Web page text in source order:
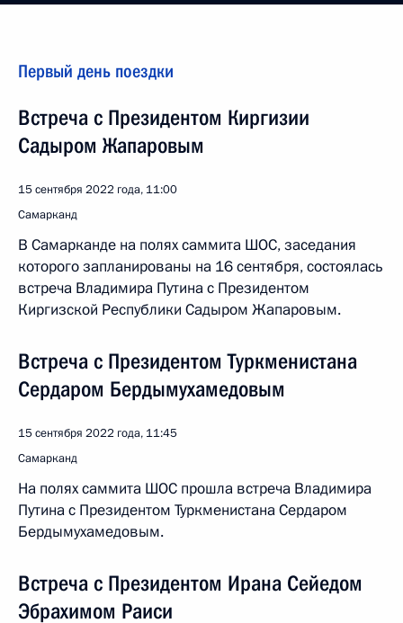
Первый день поездки
Встреча с Президентом Киргизии
Садыром Жапаровым
15 сентября 2022 года, 11:00
Самарканд
В Самарканде на полях саммита ШОС, заседания
которого запланированы на 16 сентября, состоялась
встреча Владимира Путина с Президентом
Киргизской Республики Садыром Жапаровым.
Встреча с Президентом Туркменистана
Сердаром Бердымухамедовым
15 сентября 2022 года, 11:45
Самарканд
На полях саммита ШОС прошла встреча Владимира
Путина с Президентом Туркменистана Сердаром
Бердымухамедовым.
Встреча с Президентом Ирана Сейедом
Эбрахимом Раиси